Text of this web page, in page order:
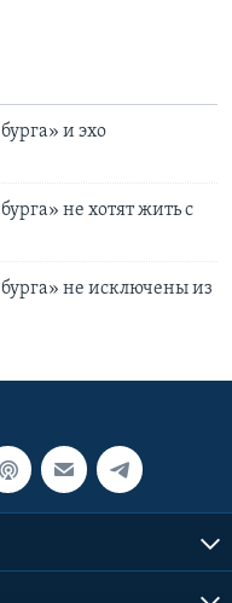
и эхо
не хотят жить с
не исключены из